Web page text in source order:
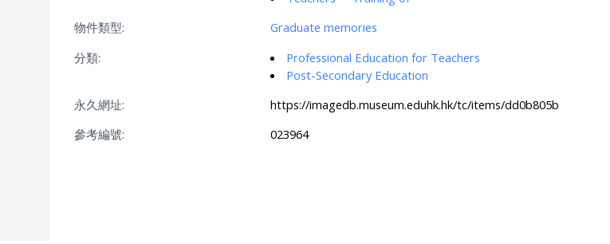
物件類型:
Graduate memories
分類:
Professional Education for Teachers
Post-Secondary Education
永久網址:
https://imagedb.museum.eduhk.hk/tc/items/dd0b805b
參考編號:
023964